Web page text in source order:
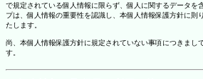
で規定されている個人情報に限らず、個人に関するデータを
プは、個人情報の重要性を認識し、本個人情報保護方針に則
たします。
尚、本個人情報保護方針に規定されていない事項につきまし
す。